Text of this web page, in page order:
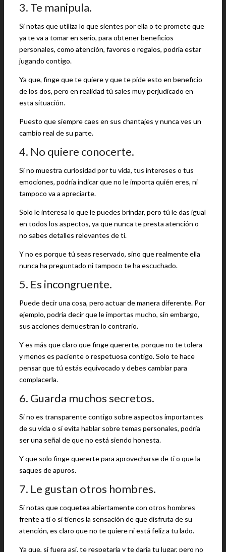
3. Te manipula.
Si notas que utiliza lo que sientes por ella o te promete que
ya te va a tomar en serio, para obtener beneficios
personales, como atención, favores o regalos, podría estar
jugando contigo.
Ya que, finge que te quiere y que te pide esto en beneficio
de los dos, pero en realidad tú sales muy perjudicado en
esta situación.
Puesto que siempre caes en sus chantajes y nunca ves un
cambio real de su parte.
4. No quiere conocerte.
Si no muestra curiosidad por tu vida, tus intereses o tus
emociones, podría indicar que no le importa quién eres, ni
tampoco va a apreciarte.
Solo le interesa lo que le puedes brindar, pero tú le das igual
en todos los aspectos, ya que nunca te presta atención o
no sabes detalles relevantes de ti.
Y no es porque tú seas reservado, sino que realmente ella
nunca ha preguntado ni tampoco te ha escuchado.
5. Es incongruente.
Puede decir una cosa, pero actuar de manera diferente. Por
ejemplo, podría decir que le importas mucho, sin embargo,
sus acciones demuestran lo contrario.
Y es más que claro que finge quererte, porque no te tolera
y menos es paciente o respetuosa contigo. Solo te hace
pensar que tú estás equivocado y debes cambiar para
complacerla.
6. Guarda muchos secretos.
Si no es transparente contigo sobre aspectos importantes
de su vida o si evita hablar sobre temas personales, podría
ser una señal de que no está siendo honesta.
Y que solo finge quererte para aprovecharse de ti o que la
saques de apuros.
7. Le gustan otros hombres.
Si notas que coquetea abiertamente con otros hombres
frente a ti o si tienes la sensación de que disfruta de su
atención, es claro que no te quiere ni está feliz a tu lado.
Ya que, si fuera así, te respetaría y te daría tu lugar, pero no